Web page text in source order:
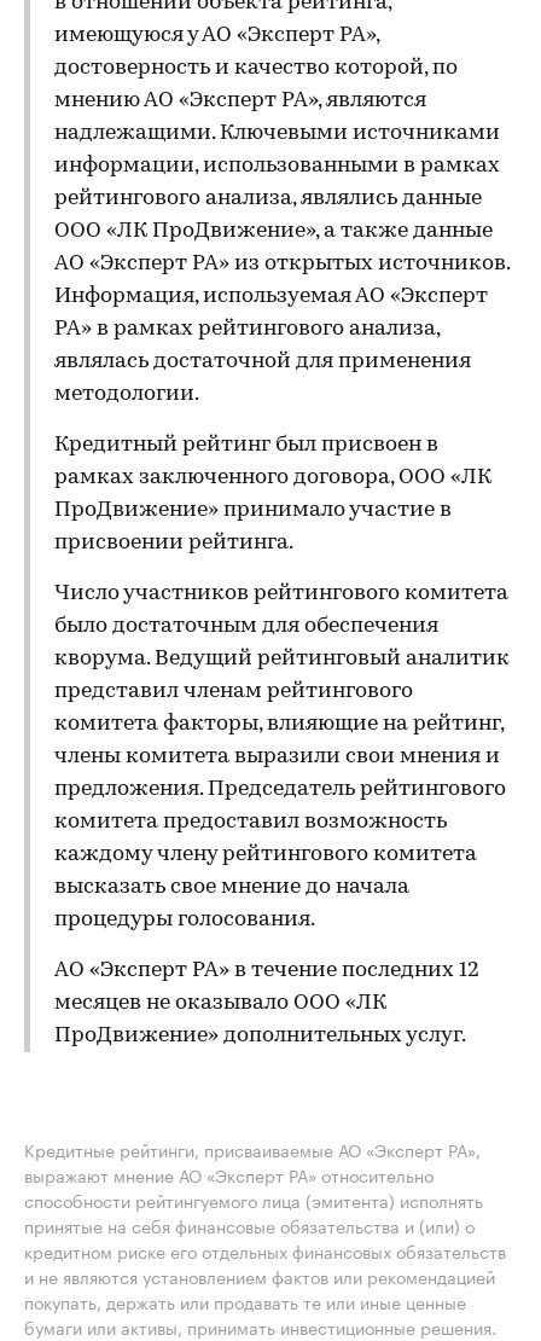
имеющуюся у АО «Эксперт РА»,
достоверность и качество которой, по
мнению АО «Эксперт РА», являются
надлежащими. Ключевыми источниками
информации, использованными в рамках
рейтингового анализа, являлись данные
ООО «ЛК ПроДвижение», а также данные
АО «Эксперт РА» из открытых источников.
Информация, используемая АО «Эксперт
РА» в рамках рейтингового анализа,
являлась достаточной для применения
методологии.
Кредитный рейтинг был присвоен в
рамках заключенного договора, ООО «ЛК
ПроДвижение» принимало участие в
присвоении рейтинга.
Число участников рейтингового комитета
было достаточным для обеспечения
кворума. Ведущий рейтинговый аналитик
представил членам рейтингового
комитета факторы, влияющие на рейтинг,
члены комитета выразили свои мнения и
предложения. Председатель рейтингового
комитета предоставил возможность
каждому члену рейтингового комитета
высказать свое мнение до начала
процедуры голосования.
АО «Эксперт РА» в течение последних 12
месяцев не оказывало ООО «ЛК
ПроДвижение» дополнительных услуг.
Кредитные рейтинги, присваиваемые АО «Эксперт РА»,
выражают мнение АО «Эксперт РА» относительно
способности рейтингуемого лица (эмитента) исполнять
принятые на себя финансовые обязательства и (или) о
кредитном риске его отдельных финансовых обязательств
и не являются установлением фактов или рекомендацией
покупать, держать или продавать те или иные ценные
бумаги или активы, принимать инвестиционные решения.